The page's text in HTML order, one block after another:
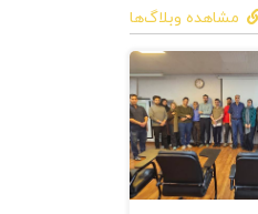
مشاهده وبلاگ‌ها